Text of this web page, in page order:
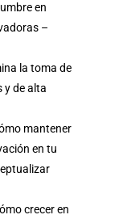
en
–
la toma de
y de alta
mantener
en tu
crecer en